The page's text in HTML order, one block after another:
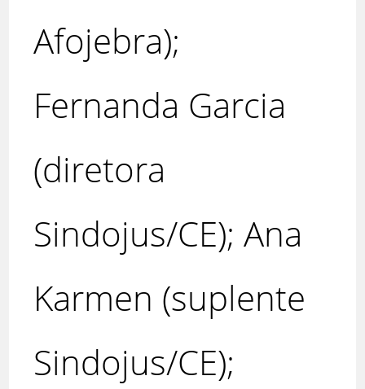
Afojebra);
Fernanda Garcia
(diretora
Sindojus/CE); Ana
Karmen (suplente
Sindojus/CE);